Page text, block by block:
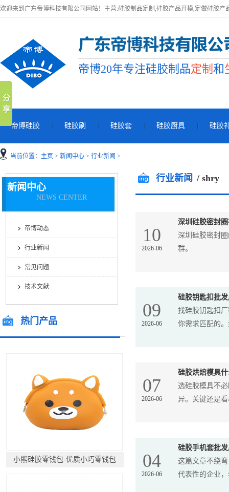
欢迎来到广东帝博科技有限公司网站！主营:硅胶制品定制,硅胶产品开模,定做硅胶产
帝博20年专注硅胶制品定制 和
帝博硅胶 硅胶刷 硅胶套 硅胶厨具 硅胶
当前位置： 主页 > 新闻中心 > 行业新闻 >
行业新闻 / shry
10
2026-06
深圳硅胶密封
深圳硅胶密封
群。
09
2026-06
硅胶钥匙扣批
找硅胶钥匙扣
你需求匹配的
07
2026-06
硅胶烘焙模具
选硅胶模具不
异。关键还是
04
2026-06
硅胶手机套批
这篇文章不绕
代表性的企业
新闻中心
NEWS CENTER
帝博动态
行业新闻
常见问题
技术文献
热门产品
小熊硅胶零钱包-优质小巧零钱包